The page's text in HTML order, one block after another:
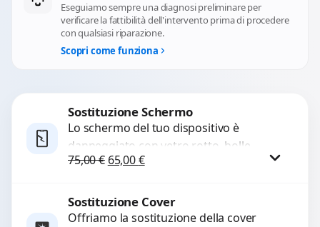
Eseguiamo sempre una diagnosi preliminare per
verificare la fattibilità dell'intervento prima di procedere
con qualsiasi riparazione.
Scopri come funziona
Sostituzione Schermo
Lo schermo del tuo dispositivo è
danneggiato con vetro rotto, bolle,
macchie, schermo nero o pixel morti?
75,00€ Il prezzo originale era: 75,00 €.
65,00€Il prezzo attuale è: 65,00 €.
Procedi
Sostituzione Cover
Offriamo la sostituzione della cover